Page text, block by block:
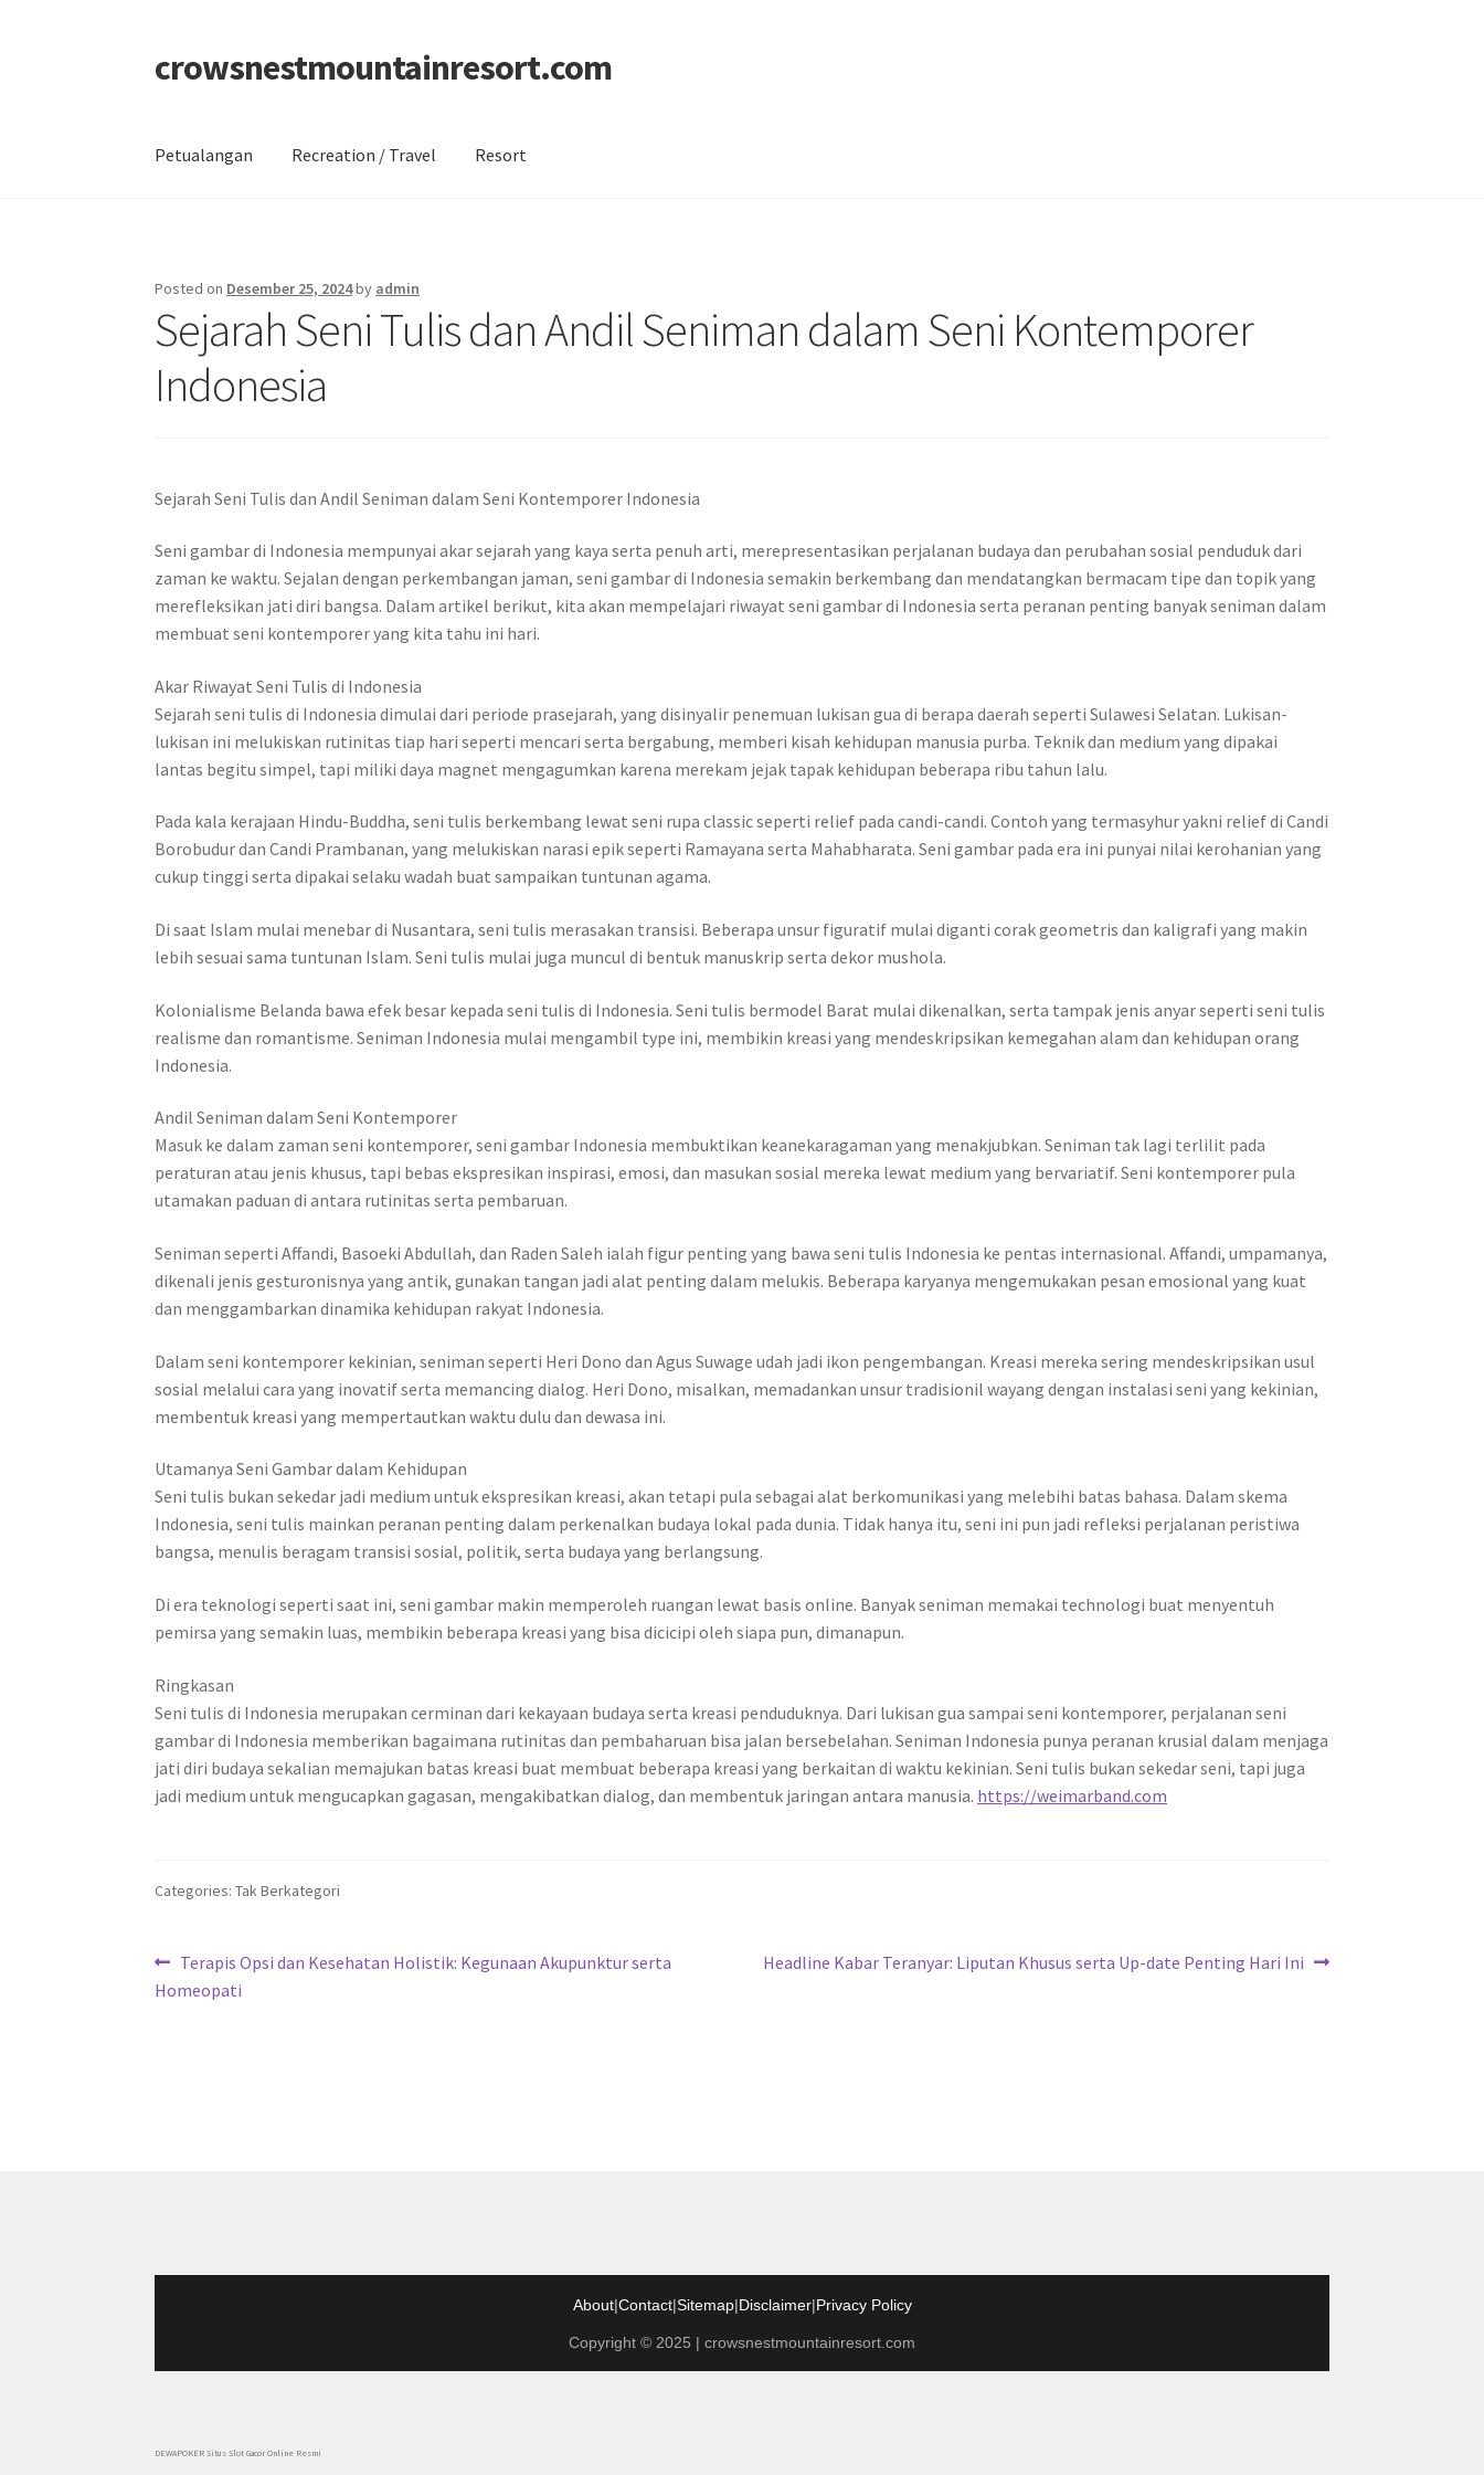
Skip
to
Skip
to
crowsnestmountainresort.com
Petualangan Recreation / Travel Resort
Posted on Desember 25, 2024by admin
Sejarah Seni Tulis dan Andil Seniman dalam Seni Kontemporer
Indonesia
Sejarah Seni Tulis dan Andil Seniman dalam Seni Kontemporer Indonesia
Seni gambar di Indonesia mempunyai akar sejarah yang kaya serta penuh arti, merepresentasikan perjalanan budaya dan perubahan sosial penduduk dari
zaman ke waktu. Sejalan dengan perkembangan jaman, seni gambar di Indonesia semakin berkembang dan mendatangkan bermacam tipe dan topik yang
merefleksikan jati diri bangsa. Dalam artikel berikut, kita akan mempelajari riwayat seni gambar di Indonesia serta peranan penting banyak seniman dalam
membuat seni kontemporer yang kita tahu ini hari.
Akar Riwayat Seni Tulis di Indonesia
Sejarah seni tulis di Indonesia dimulai dari periode prasejarah, yang disinyalir penemuan lukisan gua di berapa daerah seperti Sulawesi Selatan. Lukisan-
lukisan ini melukiskan rutinitas tiap hari seperti mencari serta bergabung, memberi kisah kehidupan manusia purba. Teknik dan medium yang dipakai
lantas begitu simpel, tapi miliki daya magnet mengagumkan karena merekam jejak tapak kehidupan beberapa ribu tahun lalu.
Pada kala kerajaan Hindu-Buddha, seni tulis berkembang lewat seni rupa classic seperti relief pada candi-candi. Contoh yang termasyhur yakni relief di Candi
Borobudur dan Candi Prambanan, yang melukiskan narasi epik seperti Ramayana serta Mahabharata. Seni gambar pada era ini punyai nilai kerohanian yang
cukup tinggi serta dipakai selaku wadah buat sampaikan tuntunan agama.
Di saat Islam mulai menebar di Nusantara, seni tulis merasakan transisi. Beberapa unsur figuratif mulai diganti corak geometris dan kaligrafi yang makin
lebih sesuai sama tuntunan Islam. Seni tulis mulai juga muncul di bentuk manuskrip serta dekor mushola.
Kolonialisme Belanda bawa efek besar kepada seni tulis di Indonesia. Seni tulis bermodel Barat mulai dikenalkan, serta tampak jenis anyar seperti seni tulis
realisme dan romantisme. Seniman Indonesia mulai mengambil type ini, membikin kreasi yang mendeskripsikan kemegahan alam dan kehidupan orang
Indonesia.
Andil Seniman dalam Seni Kontemporer
Masuk ke dalam zaman seni kontemporer, seni gambar Indonesia membuktikan keanekaragaman yang menakjubkan. Seniman tak lagi terlilit pada
peraturan atau jenis khusus, tapi bebas ekspresikan inspirasi, emosi, dan masukan sosial mereka lewat medium yang bervariatif. Seni kontemporer pula
utamakan paduan di antara rutinitas serta pembaruan.
Seniman seperti Affandi, Basoeki Abdullah, dan Raden Saleh ialah figur penting yang bawa seni tulis Indonesia ke pentas internasional. Affandi, umpamanya,
dikenali jenis gesturonisnya yang antik, gunakan tangan jadi alat penting dalam melukis. Beberapa karyanya mengemukakan pesan emosional yang kuat
dan menggambarkan dinamika kehidupan rakyat Indonesia.
Dalam seni kontemporer kekinian, seniman seperti Heri Dono dan Agus Suwage udah jadi ikon pengembangan. Kreasi mereka sering mendeskripsikan usul
sosial melalui cara yang inovatif serta memancing dialog. Heri Dono, misalkan, memadankan unsur tradisionil wayang dengan instalasi seni yang kekinian,
membentuk kreasi yang mempertautkan waktu dulu dan dewasa ini.
Utamanya Seni Gambar dalam Kehidupan
Seni tulis bukan sekedar jadi medium untuk ekspresikan kreasi, akan tetapi pula sebagai alat berkomunikasi yang melebihi batas bahasa. Dalam skema
Indonesia, seni tulis mainkan peranan penting dalam perkenalkan budaya lokal pada dunia. Tidak hanya itu, seni ini pun jadi refleksi perjalanan peristiwa
bangsa, menulis beragam transisi sosial, politik, serta budaya yang berlangsung.
Di era teknologi seperti saat ini, seni gambar makin memperoleh ruangan lewat basis online. Banyak seniman memakai technologi buat menyentuh
pemirsa yang semakin luas, membikin beberapa kreasi yang bisa dicicipi oleh siapa pun, dimanapun.
Ringkasan
Seni tulis di Indonesia merupakan cerminan dari kekayaan budaya serta kreasi penduduknya. Dari lukisan gua sampai seni kontemporer, perjalanan seni
gambar di Indonesia memberikan bagaimana rutinitas dan pembaharuan bisa jalan bersebelahan. Seniman Indonesia punya peranan krusial dalam menjaga
jati diri budaya sekalian memajukan batas kreasi buat membuat beberapa kreasi yang berkaitan di waktu kekinian. Seni tulis bukan sekedar seni, tapi juga
jadi medium untuk mengucapkan gagasan, mengakibatkan dialog, dan membentuk jaringan antara manusia. https://weimarband.com
Categories: Tak Berkategori
Navigasi
pos
Previous
post:
Terapis Opsi dan Kesehatan Holistik: Kegunaan Akupunktur serta
Homeopati
Next
Headline Kabar Teranyar: Liputan Khusus serta Up-date Penting Hari Ini
About|Contact|Sitemap|Disclaimer|Privacy Policy
Copyright © 2025 | crowsnestmountainresort.com
DEWAPOKER Situs Slot Gacor Online Resmi